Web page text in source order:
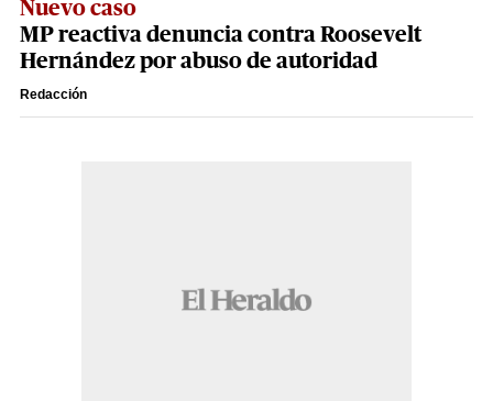
Nuevo caso
MP reactiva denuncia contra Roosevelt
Hernández por abuso de autoridad
Redacción